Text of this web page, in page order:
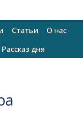
Статьи
О нас
Рассказ дня